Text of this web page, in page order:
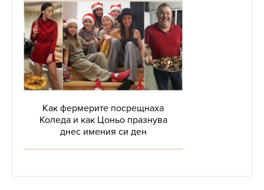
Как фермерите посрещнаха
Коледа и как Цоньо празнува
днес имения си ден